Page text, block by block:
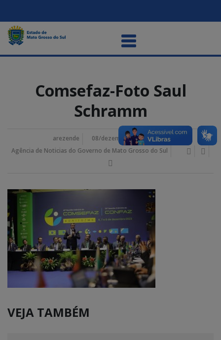
Comsefaz-Foto Saul
Schramm
arezende
08/dezembro/2023 11:34 am
Agência de Noticias do Governo de Mato Grosso do Sul
VEJA TAMBÉM